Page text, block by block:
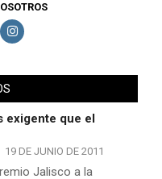
exigente que el
19 DE JUNIO DE 2011
Jalisco a la